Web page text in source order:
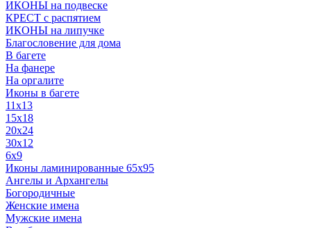
ИКОНЫ на подвеске
КРЕСТ с распятием
ИКОНЫ на липучке
Благословение для дома
В багете
На фанере
На оргалите
Иконы в багете
11x13
15x18
20x24
30х12
6x9
Иконы ламинированные 65x95
Ангелы и Архангелы
Богородичные
Женские имена
Мужские имена